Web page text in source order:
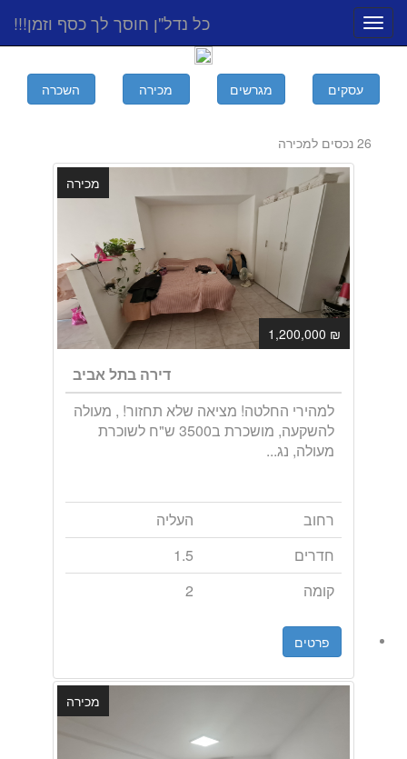
Toggle
navigation
כל נדל"ן חוסך לך כסף וזמן!!!
26 נכסים למכירה
₪ 1,200,000
מכירה
דירה בתל אביב
למהירי החלטה! מציאה שלא תחזור! , מעולה
להשקעה, מושכרת ב3500 ש"ח לשוכרת
מעולה, נג...
רחוב
העליה
חדרים
1.5
קומה
2
פרטים
מכירה